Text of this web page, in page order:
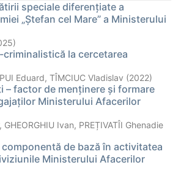
speciale diferențiate a
„Ștefan cel Mare” a Ministerului
la cercetarea
Eduard, TÎMCIUC Vladislav (2022)
– factor de menţinere şi formare
Ministerului Afacerilor
Ivan, PREȚIVATÎI Ghenadie
de bază în activitatea
Ministerului Afacerilor